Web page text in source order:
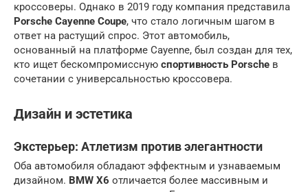
кроссоверы. Однако в 2019 году компания представила
Porsche Cayenne Coupe, что стало логичным шагом в
ответ на растущий спрос. Этот автомобиль,
основанный на платформе Cayenne, был создан для тех,
кто ищет бескомпромиссную спортивность Porsche в
сочетании с универсальностью кроссовера.
Дизайн и эстетика
Экстерьер: Атлетизм против элегантности
Оба автомобиля обладают эффектным и узнаваемым
дизайном. BMW X6 отличается более массивным и